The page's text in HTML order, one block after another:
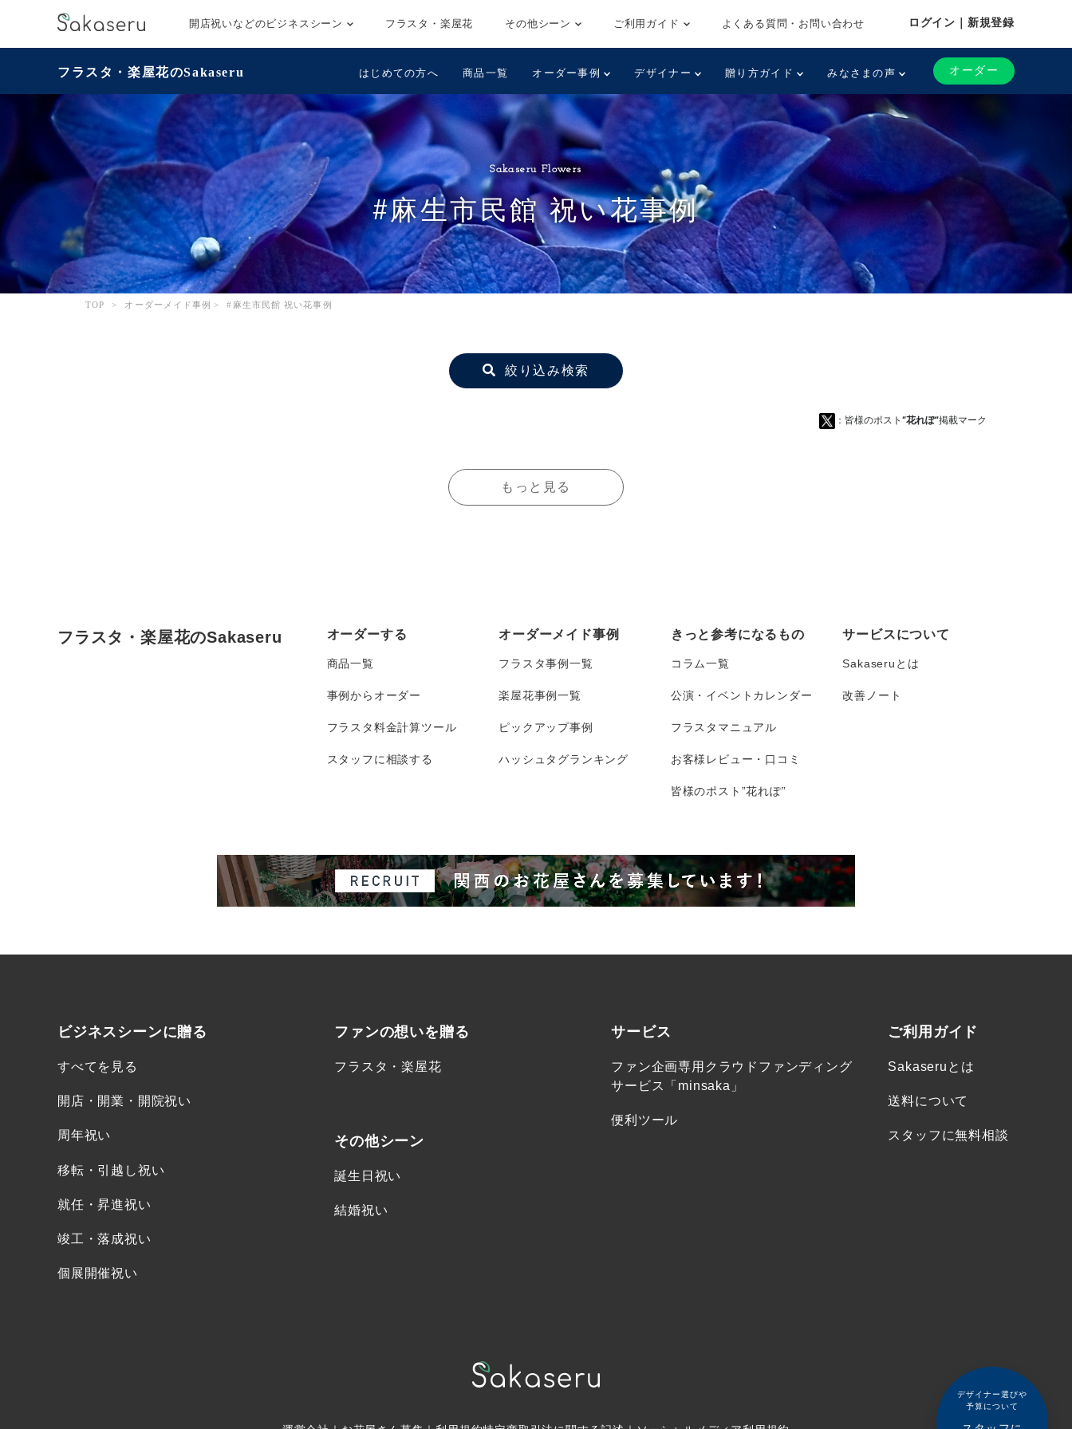
開店祝いなどのビジネスシーン フラスタ・楽屋花 その他シーン ご利用ガイド よくある質問・お問い合わせ ログイン｜新規登録
フラスタ・楽屋花のSakaseru はじめての方へ 商品一覧 オーダー事例 デザイナー 贈り方ガイド みなさまの声 オーダー
デザイナー選びや
予算について
Sakaseru Flowers
#麻生市民館 祝い花事例
TOP > オーダーメイド事例 > #麻生市民館 祝い花事例
絞り込み検索
：皆様のポスト “花れぽ”掲載マーク
もっと見る
フラスタ・楽屋花のSakaseru オーダーする
商品一覧
事例からオーダー
フラスタ料金計算ツール
スタッフに相談する
オーダーメイド事例
フラスタ事例一覧
楽屋花事例一覧
ピックアップ事例
ハッシュタグランキング
きっと参考になるもの
コラム一覧
公演・イベントカレンダー
フラスタマニュアル
お客様レビュー・口コミ
皆様のポスト”花れぽ”
サービスについて
Sakaseruとは
改善ノート
ビジネスシーンに贈る
すべてを見る
開店・開業・開院祝い
周年祝い
移転・引越し祝い
就任・昇進祝い
竣工・落成祝い
個展開催祝い
ファンの想いを贈る
フラスタ・楽屋花
その他シーン
誕生日祝い
結婚祝い
サービス
ファン企画専用クラウドファンディング
サービス「minsaka」
便利ツール
ご利用ガイド
Sakaseruとは
送料について
スタッフに無料相談